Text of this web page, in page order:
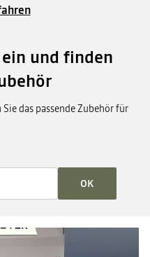
und finden
das passende Zubehör für
OK